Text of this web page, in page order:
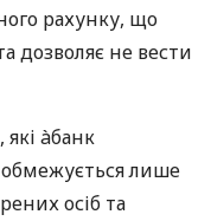
рахунку, що
дозволяє не вести
які àбанк
лише
осіб та